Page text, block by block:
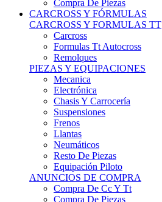
Compra De Piezas
CARCROSS Y FÓRMULAS
CARCROSS Y FORMULAS TT
Carcross
Formulas Tt Autocross
Remolques
PIEZAS Y EQUIPACIONES
Mecanica
Electrónica
Chasis Y Carrocería
Suspensiones
Frenos
Llantas
Neumáticos
Resto De Piezas
Equipación Piloto
ANUNCIOS DE COMPRA
Compra De Cc Y Tt
Compra De Piezas